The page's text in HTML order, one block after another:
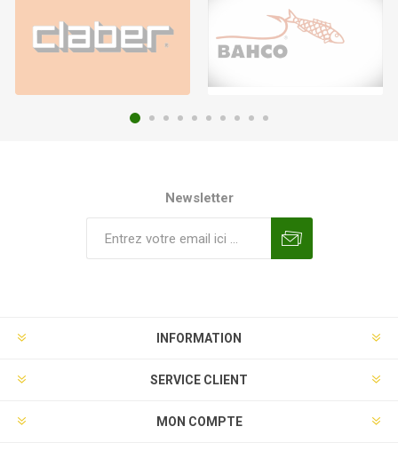
Newsletter
INFORMATION
SERVICE CLIENT
MON COMPTE